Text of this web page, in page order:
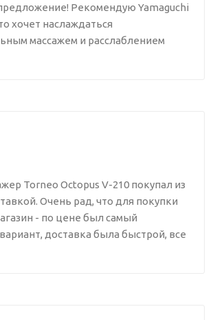
Рекомендую Yamaguchi
хочет наслаждаться
массажем и расслаблением
Torneo Octopus V-210 покупал из
Очень рад, что для покупки
- по цене был самый
доставка была быстрой, все